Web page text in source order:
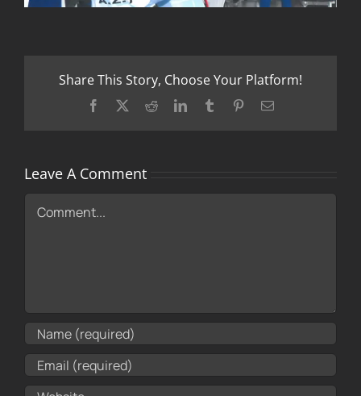
Share This Story, Choose Your Platform!
Facebook RedditLinkedInTumblr PinterestEmail
Leave A Comment